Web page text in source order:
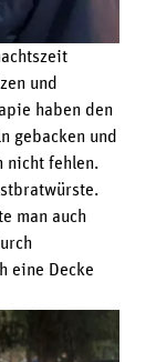
und
haben den
gebacken und
nicht fehlen.
man auch
eine Decke